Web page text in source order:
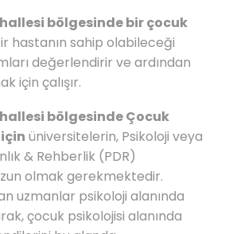
bölgesinde bir çocuk
hastanın sahip olabileceği
değerlendirir ve ardından
için çalışır.
bölgesinde Çocuk
üniversitelerin, Psikoloji veya
& Rehberlik (PDR)
olmak gerekmektedir.
uzmanlar psikoloji alanında
çocuk psikolojisi alanında